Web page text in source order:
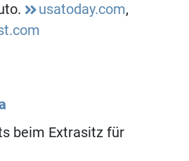
usatoday.com,
beim Extrasitz für